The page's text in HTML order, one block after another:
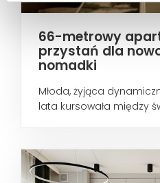
66-metrowy
przystań dla
nomadki
Młoda, żyjąca
lata kursowała między